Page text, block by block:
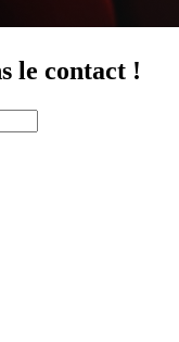
le contact !